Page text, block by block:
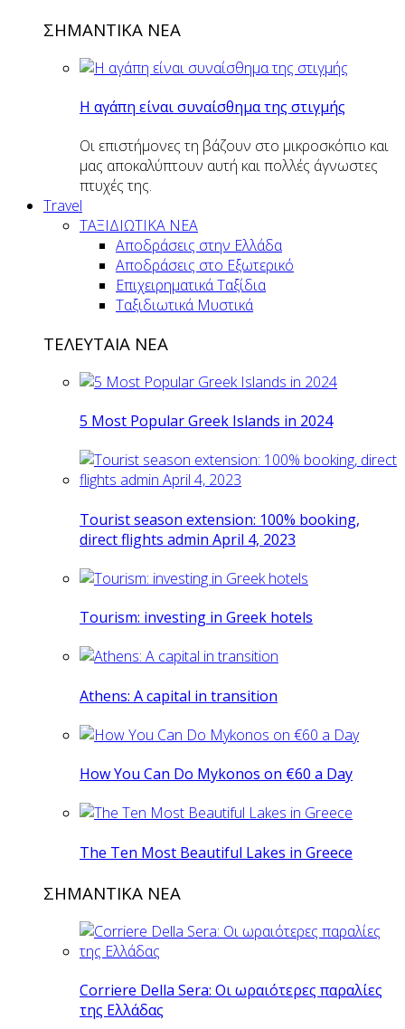
ΣΗΜΑΝΤΙΚΑ ΝΕΑ
Η αγάπη είναι συναίσθημα της στιγμής
Οι επιστήμονες τη βάζουν στο μικροσκόπιο και
μας αποκαλύπτουν αυτή και πολλές άγνωστες
πτυχές της.
Travel
ΤΑΞΙΔΙΩΤΙΚΑ ΝΕΑ
Αποδράσεις στην Ελλάδα
Αποδράσεις στο Εξωτερικό
Επιχειρηματικά Ταξίδια
Ταξιδιωτικά Μυστικά
ΤΕΛΕΥΤΑΙΑ ΝΕΑ
5 Most Popular Greek Islands in 2024
Tourist season extension: 100% booking,
direct flights admin April 4, 2023
Tourism: investing in Greek hotels
Athens: A capital in transition
How You Can Do Mykonos on €60 a Day
The Ten Most Beautiful Lakes in Greece
ΣΗΜΑΝΤΙΚΑ ΝΕΑ
Corriere Della Sera: Οι ωραιότερες παραλίες
της Ελλάδας